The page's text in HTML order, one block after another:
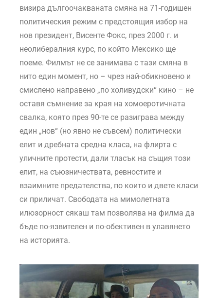
визира дългоочакваната смяна на 71-годишен
политическия режим с предстоящия избор на
нов президент, Висенте Фокс, през 2000 г. и
неолибералния курс, по който Мексико ще
поеме. Филмът не се занимава с тази смяна в
нито един момент, но – чрез най-обикновено и
смислено направено „по холивудски“ кино – не
оставя съмнение за края на хомоеротичната
свалка, която през 90-те се разигравa между
един „нов“ (но явно не съвсем) политически
елит и дребната средна класа, на флирта с
уличните протести, дали тласък на същия този
елит, на съюзничествата, ревностите и
взаимните предателства, по които и двете класи
си приличат. Свободата на мимолетната
илюзорност сякаш там позволява на филма да
бъде по-язвителен и по-обективен в улавянето
на историята.